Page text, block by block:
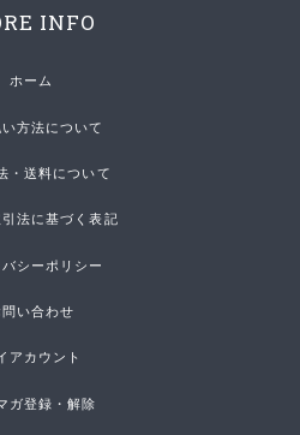
INFO
ホーム
方法について
・送料について
法に基づく表記
シーポリシー
問い合わせ
アカウント
ガ登録・解除